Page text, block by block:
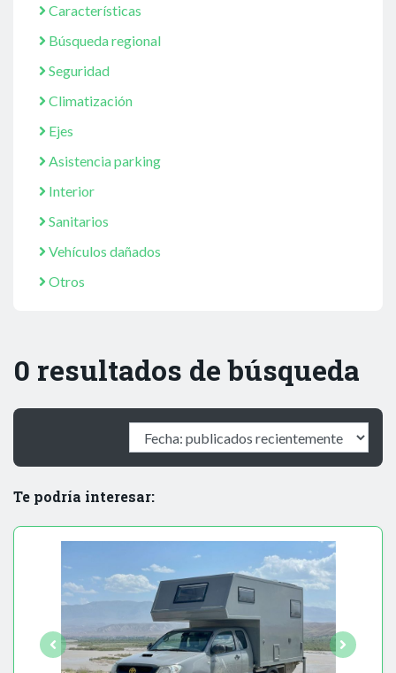
Características
Búsqueda regional
Seguridad
Climatización
Ejes
Asistencia parking
Interior
Sanitarios
Vehículos dañados
Otros
0 resultados de búsqueda
Te podría interesar: